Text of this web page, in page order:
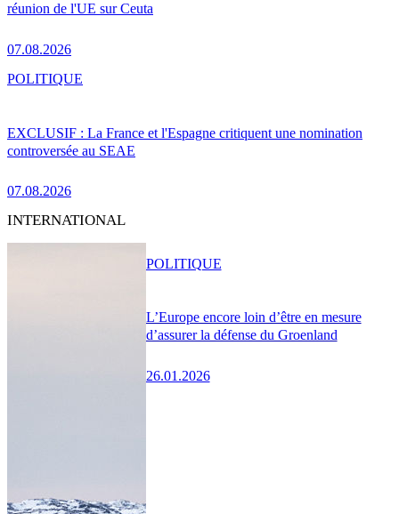
réunion de l'UE sur Ceuta
07.08.2026
EXCLUSIF : La France et l'Espagne critiquent une nomination
controversée au SEAE
07.08.2026
POLITIQUE
INTERNATIONAL
L’Europe encore loin d’être en mesure
d’assurer la défense du Groenland
26.01.2026
POLITIQUE